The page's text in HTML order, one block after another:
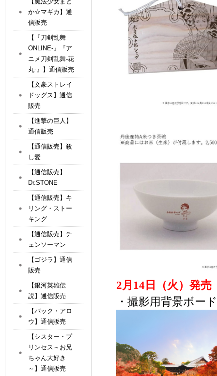
2月14日（火）発売
・撮影用背景ボー
か☆マギカ】通
信販売
【『刀剣乱舞-
ONLINE-』『ア
ニメ刀剣乱舞-花
丸-』】通信販売
【文豪ストレイ
ドッグス】通信
販売
【進撃の巨人】
通信販売
【通信販売】殺
し愛
【通信販売】
Dr.STONE
【通信販売】キ
リング・ストー
キング
【通信販売】チ
ェンソーマン
【ゴジラ】通信
販売
【銀河英雄伝
説】通信販売
【バック・アロ
ウ】通信販売
【シスター・プ
リンセス～お兄
ちゃん大好き
～】通信販売